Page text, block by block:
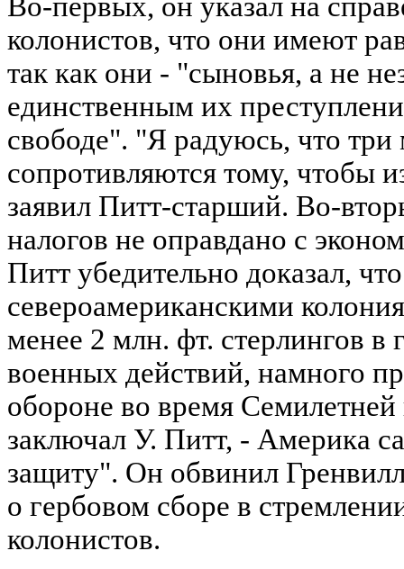
колонистов, что они имеют
так как они - "сыновья, а не
единственным их
свободе". "Я радуюсь, что три
сопротивляются тому, чтобы
заявил Питт-старший. Во-
налогов не оправдано с
Питт убедительно доказал,
североамериканскими
менее 2 млн. фт. стерлингов в
военных действий, намного
обороне во время
заключал У. Питт, - Америка
защиту". Он обвинил
о гербовом сборе в
колонистов.